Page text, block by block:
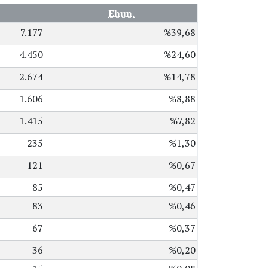
Ehun.
7.177
%39,68
4.450
%24,60
2.674
%14,78
1.606
%8,88
1.415
%7,82
235
%1,30
121
%0,67
85
%0,47
83
%0,46
67
%0,37
36
%0,20